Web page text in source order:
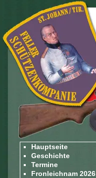
Hauptseite
Geschichte
Termine
Fronleichnam 2026